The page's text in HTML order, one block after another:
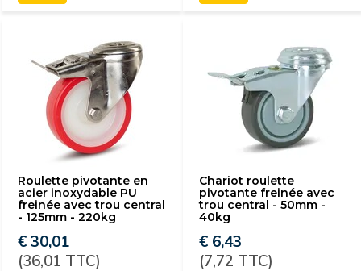
Roulette pivotante en
acier inoxydable PU
freinée avec trou central
- 125mm - 220kg
€ 30,01
(36,01 TTC)
Chariot roulette
pivotante freinée avec
trou central - 50mm -
40kg
€ 6,43
(7,72 TTC)